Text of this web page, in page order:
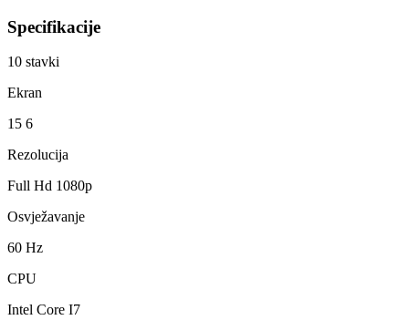
Specifikacije
10 stavki
Ekran
15 6
Rezolucija
Full Hd 1080p
Osvježavanje
60 Hz
CPU
Intel Core I7